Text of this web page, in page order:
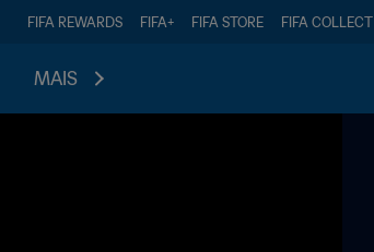
FIFA REWARDS FIFA+ FIFA STORE FIFA COLLECT
MAIS